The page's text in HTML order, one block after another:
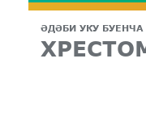
ӘДӘБИ УКУ БУЕНЧА